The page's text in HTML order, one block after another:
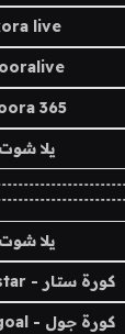
live
365
يلا شوت
يلا شوت
كورة ستار - koora-star
كورة جول - koora-goal